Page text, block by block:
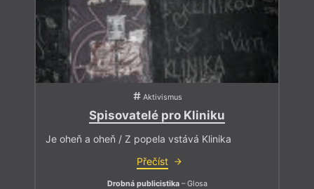
Aktivismus
Spisovatelé pro Kliniku
Je oheň a oheň / Z popela vstává Klinika
Přečíst
Drobná publicistika– Glosa